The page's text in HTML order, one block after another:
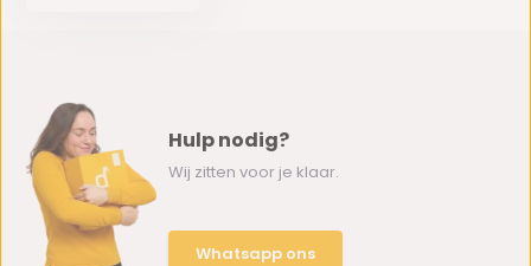
Hulp nodig?
Wij zitten voor je klaar.
Whatsapp ons